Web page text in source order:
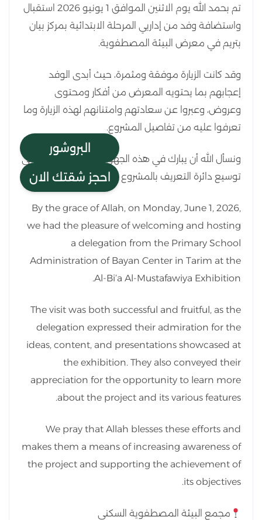
تم بحمد الله يوم الاثنين الموافق 1 يونيو 2026 استقبال
واستضافة وفد من إداريي المرحلة الابتدائية بمركز بيان
بتريم في معرض البيئة المصطفوية.
وقد كانت الزيارة موفقة ومثمرة، حيث أبدى الوفد
إعجابهم بما يحتويه المعرض من أفكار ومحتوى
وعروض، وعبروا عن سعادتهم وامتنانهم لهذه الزيارة وما
تعرفوا عليه من تفاصيل المشروع.
ونسأل الله أن يبارك في هذه الجهود وأن يجعلها سببًا في
توسيع دائرة التعريف بالمشروع وتحقيق أهدافه.
By the grace of Allah, on Monday, June 1, 2026,
we had the pleasure of welcoming and hosting
a delegation from the Primary School
Administration of Bayan Center in Tarim at the
Al-Bi’a Al-Mustafawiya Exhibition.
The visit was both successful and fruitful, as the
delegation expressed their admiration for the
ideas, content, and presentations showcased at
the exhibition. They also conveyed their
appreciation for the opportunity to learn more
about the project and its various features.
We pray that Allah blesses these efforts and
makes them a means of increasing awareness of
the project and supporting the achievement of
its objectives.
مجمع البيئة المصطفوية السكني
البروشور
احجز شقتك الان